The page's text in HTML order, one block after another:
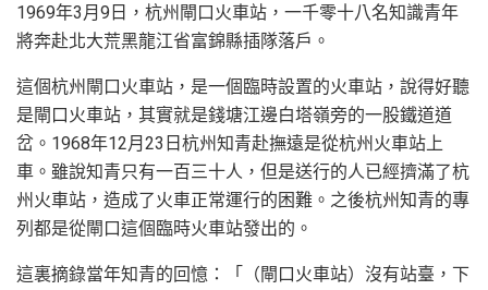
1969年3月9日，杭州閘口火車站，一千零十八名知識青年
將奔赴北大荒黑龍江省富錦縣插隊落戶。
這個杭州閘口火車站，是一個臨時設置的火車站，說得好聽
是閘口火車站，其實就是錢塘江邊白塔嶺旁的一股鐵道道
岔。1968年12月23日杭州知青赴撫遠是從杭州火車站上
車。雖說知青只有一百三十人，但是送行的人已經擠滿了杭
州火車站，造成了火車正常運行的困難。之後杭州知青的專
列都是從閘口這個臨時火車站發出的。
這裏摘錄當年知青的回憶：「（閘口火車站）沒有站臺，下